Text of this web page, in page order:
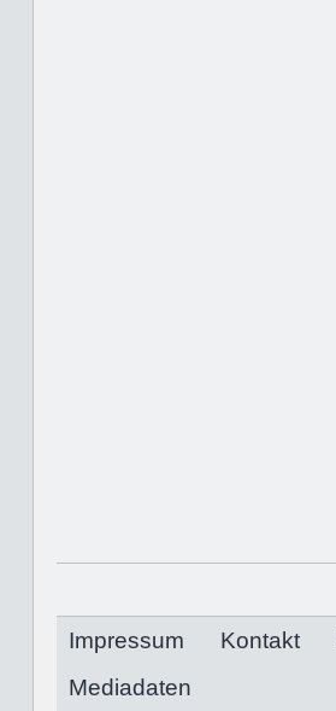
Impressum Kontakt
Mediadaten